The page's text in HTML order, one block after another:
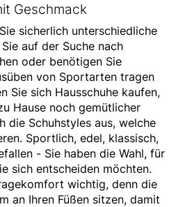
Geschmack
sicherlich unterschiedliche
auf der Suche nach
oder benötigen Sie
von Sportarten tragen
Sie sich Hausschuhe kaufen,
Hause noch gemütlicher
die Schuhstyles aus, welche
Sportlich, edel, klassisch,
- Sie haben die Wahl, für
sich entscheiden möchten.
wichtig, denn die
an Ihren Füßen sitzen, damit